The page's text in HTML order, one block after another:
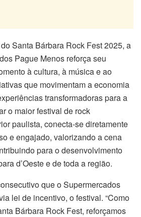
Santa Bárbara Rock Fest 2025, a
Pague Menos reforça seu
à cultura, à música e ao
que movimentam a economia
transformadoras para a
o maior festival de rock
paulista, conecta-se diretamente
e engajado, valorizando a cena
para o desenvolvimento
d’Oeste e de toda a região.
que o Supermercados
lei de incentivo, o festival. “Como
Bárbara Rock Fest, reforçamos